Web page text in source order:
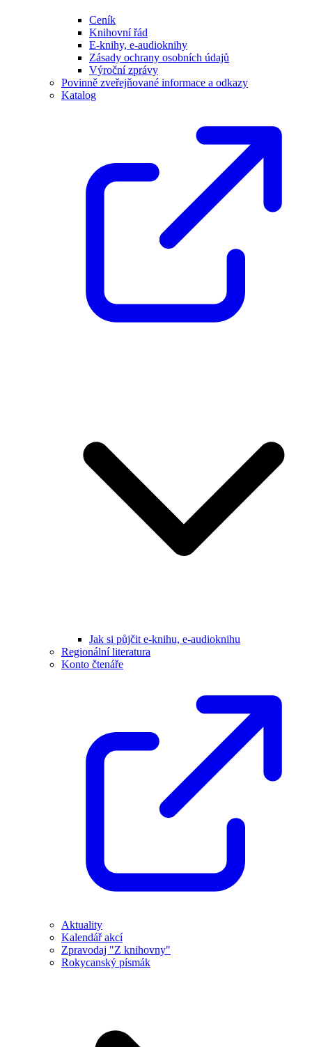
Ceník
Knihovní řád
E-knihy, e-audioknihy
Zásady ochrany osobních údajů
Výroční zprávy
Povinně zveřejňované informace a odkazy
Katalog
Jak si půjčit e-knihu, e-audioknihu
Regionální literatura
Konto čtenáře
Aktuality
Kalendář akcí
Zpravodaj "Z knihovny"
Rokycanský písmák